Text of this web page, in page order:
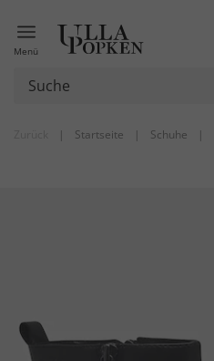
Menü
| Startseite | Schuhe |